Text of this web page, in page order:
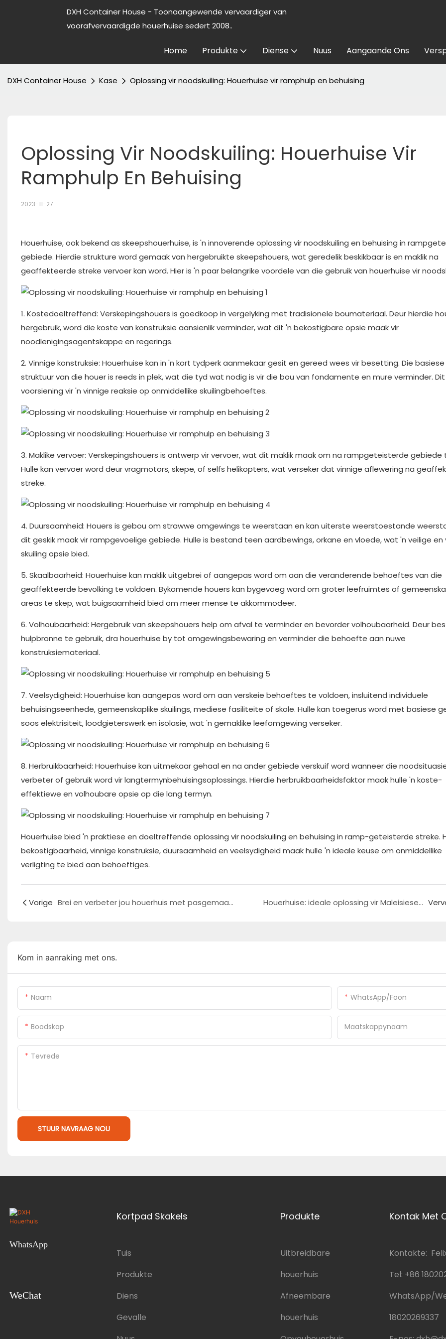
DXH Container House - Toonaangewende vervaardiger van
voorafvervaardigde houerhuise sedert 2008..
Home Produkte Diense Nuus Aangaande Ons
DXH Container House Kase Oplossing vir noodskuiling: Houerhuise vir ramphulp en behuising
Oplossing Vir Noodskuiling: Houerhuise Vir
Ramphulp En Behuising
2023-11-27
Houerhuise, ook bekend as skeepshouerhuise, is 'n innoverende oplossing vir noodskuiling en behuising in
gebiede. Hierdie strukture word gemaak van hergebruikte skeepshouers, wat geredelik beskikbaar is en maklik na
geaffekteerde streke vervoer kan word. Hier is 'n paar belangrike voordele van die gebruik van houerhuise vir
1. Kostedoeltreffend: Verskepingshouers is goedkoop in vergelyking met tradisionele boumateriaal. Deur hierdie
hergebruik, word die koste van konstruksie aansienlik verminder, wat dit 'n bekostigbare opsie maak vir
noodlenigingsagentskappe en regerings.
2. Vinnige konstruksie: Houerhuise kan in 'n kort tydperk aanmekaar gesit en gereed wees vir besetting. Die basiese
struktuur van die houer is reeds in plek, wat die tyd wat nodig is vir die bou van fondamente en mure verminder.
voorsiening vir 'n vinnige reaksie op onmiddellike skuilingbehoeftes.
3. Maklike vervoer: Verskepingshouers is ontwerp vir vervoer, wat dit maklik maak om na rampgeteisterde gebiede
Hulle kan vervoer word deur vragmotors, skepe, of selfs helikopters, wat verseker dat vinnige aflewering na
streke.
4. Duursaamheid: Houers is gebou om strawwe omgewings te weerstaan ​​en kan uiterste weerstoestande
dit geskik maak vir rampgevoelige gebiede. Hulle is bestand teen aardbewings, orkane en vloede, wat 'n veilige en
skuiling opsie bied.
5. Skaalbaarheid: Houerhuise kan maklik uitgebrei of aangepas word om aan die veranderende behoeftes van die
geaffekteerde bevolking te voldoen. Bykomende houers kan bygevoeg word om groter leefruimtes of
areas te skep, wat buigsaamheid bied om meer mense te akkommodeer.
6. Volhoubaarheid: Hergebruik van skeepshouers help om afval te verminder en bevorder volhoubaarheid. Deur
hulpbronne te gebruik, dra houerhuise by tot omgewingsbewaring en verminder die behoefte aan nuwe
konstruksiemateriaal.
7. Veelsydigheid: Houerhuise kan aangepas word om aan verskeie behoeftes te voldoen, insluitend individuele
behuisingseenhede, gemeenskaplike skuilings, mediese fasiliteite of skole. Hulle kan toegerus word met basiese
soos elektrisiteit, loodgieterswerk en isolasie, wat 'n gemaklike leefomgewing verseker.
8. Herbruikbaarheid: Houerhuise kan uitmekaar gehaal en na ander gebiede verskuif word wanneer die
verbeter of gebruik word vir langtermynbehuisingsoplossings. Hierdie herbruikbaarheidsfaktor maak hulle 'n koste-
effektiewe en volhoubare opsie op die lang termyn.
Houerhuise bied 'n praktiese en doeltreffende oplossing vir noodskuiling en behuising in ramp-geteisterde streke.
bekostigbaarheid, vinnige konstruksie, duursaamheid en veelsydigheid maak hulle 'n ideale keuse om onmiddellike
verligting te bied aan behoeftiges.
Vorige Brei en verbeter jou houerhuis met pasgemaakte driehoek-vouhouer Houerhuise: ideale oplossing vir Maleisiese tydelike hospitale
Kom in aanraking met ons.
Naam WhatsApp/foon
Boodskap Maatskappynaam
Tevrede
STUUR NAVRAAG NOU
WhatsApp
WeChat
Kortpad Skakels
Tuis
Produkte
Diens
Gevalle
Produkte
Uitbreidbare
houerhuis
Afneembare
houerhuis
Kontak Met
Kontakte:
Tel: +86
WhatsApp/
18020269337